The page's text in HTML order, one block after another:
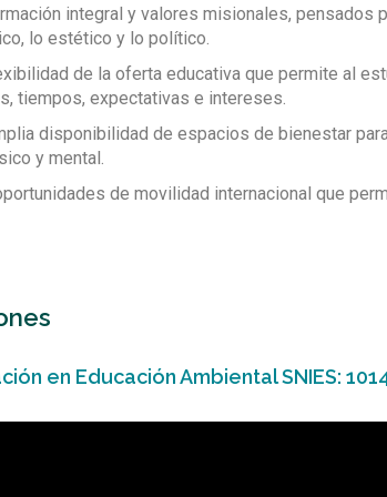
integral y valores misionales, pensados
lo estético y lo político.
de la oferta educativa que permite al
tiempos, expectativas e intereses.
disponibilidad de espacios de bienestar
y mental.
de movilidad internacional que
en Educación Ambiental SNIES: